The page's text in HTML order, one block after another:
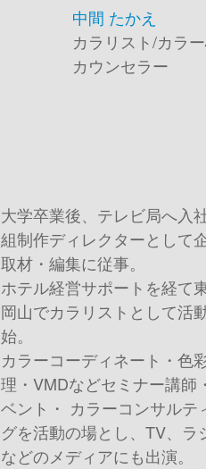
中間 たかえ
カラリスト/カラ
カウンセラー
大学卒業後、テレビ局へ入
組制作ディレクターとして
取材・編集に従事。
ホテル経営サポートを経て
岡山でカラリストとして活
始。
カラーコーディネート・色
理・VMDなどセミナー講師
ベント・ カラーコンサルテ
グを活動の場とし、TV、ラ
などのメディアにも出演。